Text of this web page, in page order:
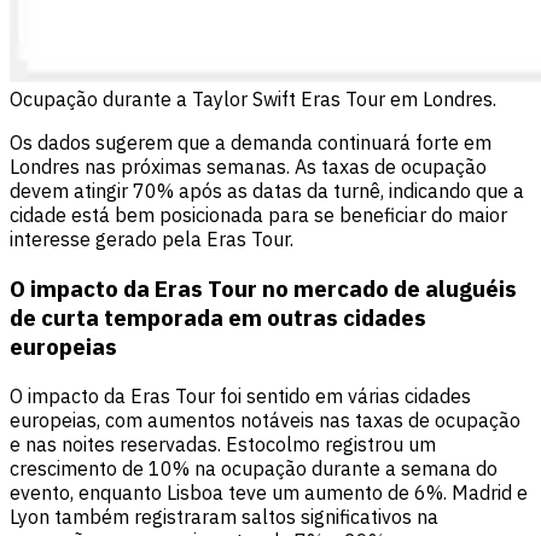
Ocupação durante a Taylor Swift Eras Tour em Londres.
Os dados sugerem que a demanda continuará forte em
Londres nas próximas semanas. As taxas de ocupação
devem atingir 70% após as datas da turnê, indicando que a
cidade está bem posicionada para se beneficiar do maior
interesse gerado pela Eras Tour.
O impacto da Eras Tour no mercado de aluguéis
de curta temporada em outras cidades
europeias
O impacto da Eras Tour foi sentido em várias cidades
europeias, com aumentos notáveis nas taxas de ocupação
e nas noites reservadas. Estocolmo registrou um
crescimento de 10% na ocupação durante a semana do
evento, enquanto Lisboa teve um aumento de 6%. Madrid e
Lyon também registraram saltos significativos na